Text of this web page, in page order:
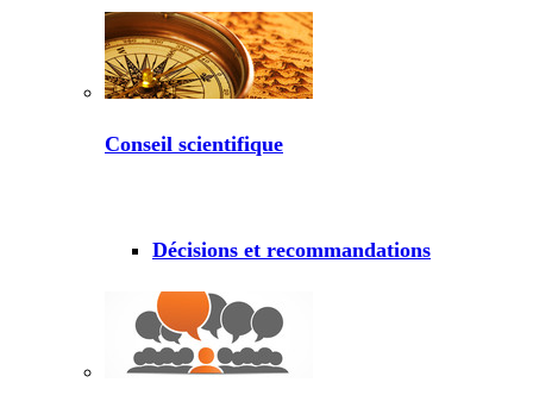
Conseil scientifique
Décisions et recommandations